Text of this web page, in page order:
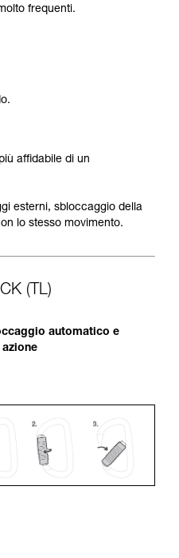
frequenti.
affidabile di un
esterni, sbloccaggio della
lo stesso movimento.
(TL)
automatico e